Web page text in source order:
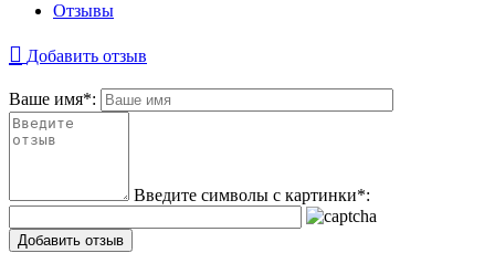
Отзывы
Добавить отзыв
Ваше имя*:
Введите символы с картинки*:
Добавить отзыв